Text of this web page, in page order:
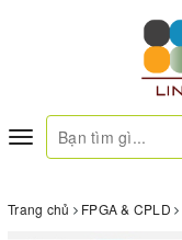
Toggle
navigation
Trang chủ FPGA & CPLD